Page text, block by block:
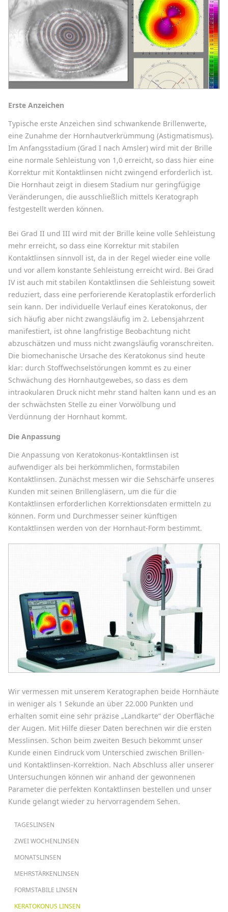
Erste Anzeichen
Typische erste Anzeichen sind schwankende Brillenwerte,
eine Zunahme der Hornhautverkrümmung (Astigmatismus).
Im Anfangsstadium (Grad I nach Amsler) wird mit der Brille
eine normale Sehleistung von 1,0 erreicht, so dass hier eine
Korrektur mit Kontaktlinsen nicht zwingend erforderlich ist.
Die Hornhaut zeigt in diesem Stadium nur geringfügige
Veränderungen, die ausschließlich mittels Keratograph
festgestellt werden können.
Bei Grad II und III wird mit der Brille keine volle Sehleistung
mehr erreicht, so dass eine Korrektur mit stabilen
Kontaktlinsen sinnvoll ist, da in der Regel wieder eine volle
und vor allem konstante Sehleistung erreicht wird. Bei Grad
IV ist auch mit stabilen Kontaktlinsen die Sehleistung soweit
reduziert, dass eine perforierende Keratoplastik erforderlich
sein kann. Der individuelle Verlauf eines Keratokonus, der
sich häufig aber nicht zwangsläufig im 2. Lebensjahrzent
manifestiert, ist ohne langfristige Beobachtung nicht
abzuschätzen und muss nicht zwangsläufig voranschreiten.
Die biomechanische Ursache des Keratokonus sind heute
klar: durch Stoffwechselstörungen kommt es zu einer
Schwächung des Hornhautgewebes, so dass es dem
intraokularen Druck nicht mehr stand halten kann und es an
der schwächsten Stelle zu einer Vorwölbung und
Verdünnung der Hornhaut kommt.
Die Anpassung
Die Anpassung von Keratokonus-Kontaktlinsen ist
aufwendiger als bei herkömmlichen, formstabilen
Kontaktlinsen. Zunächst messen wir die Sehschärfe unseres
Kunden mit seinen Brillengläsern, um die für die
Kontaktlinsen erforderlichen Korrektionsdaten ermitteln zu
können. Form und Durchmesser seiner künftigen
Kontaktlinsen werden von der Hornhaut-Form bestimmt.
Wir vermessen mit unserem Keratographen beide Hornhäute
in weniger als 1 Sekunde an über 22.000 Punkten und
erhalten somit eine sehr präzise „Landkarte“ der Oberfläche
der Augen. Mit Hilfe dieser Daten berechnen wir die ersten
Messlinsen. Schon beim zweiten Besuch bekommt unser
Kunde einen Eindruck vom Unterschied zwischen Brillen-
und Kontaktlinsen-Korrektion. Nach Abschluss aller unserer
Untersuchungen können wir anhand der gewonnenen
Parameter die perfekten Kontaktlinsen bestellen und unser
Kunde gelangt wieder zu hervorragendem Sehen.
HAUPTNAVIGATION
TAGESLINSEN
ZWEI WOCHENLINSEN
MONATSLINSEN
MEHRSTÄRKENLINSEN
FORMSTABILE LINSEN
KERATOKONUS LINSEN